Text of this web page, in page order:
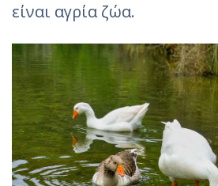
είναι αγρία ζώα.